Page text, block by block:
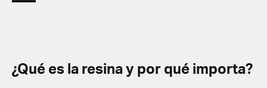
¿Qué es la resina y por qué importa?